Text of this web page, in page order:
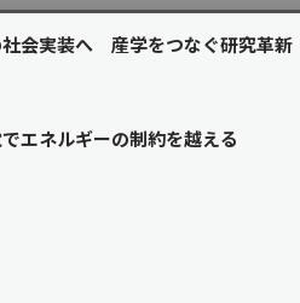
社会実装へ 産学をつなぐ研究革新
エネルギーの制約を越える